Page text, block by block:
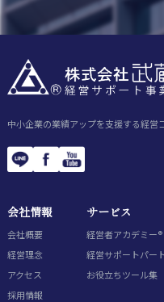
中小企業の業績アップを支援する経営
会社情報
会社概要
経営理念
アクセス
採用情報
サービス
経営者アカデミー®
経営サポートパー
お役立ちツール集